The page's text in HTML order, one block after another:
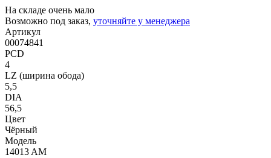
На складе очень мало
Возможно под заказ, уточняйте у менеджера
Артикул
00074841
PCD
4
LZ (ширина обода)
5,5
DIA
56,5
Цвет
Чёрный
Модель
14013 AM